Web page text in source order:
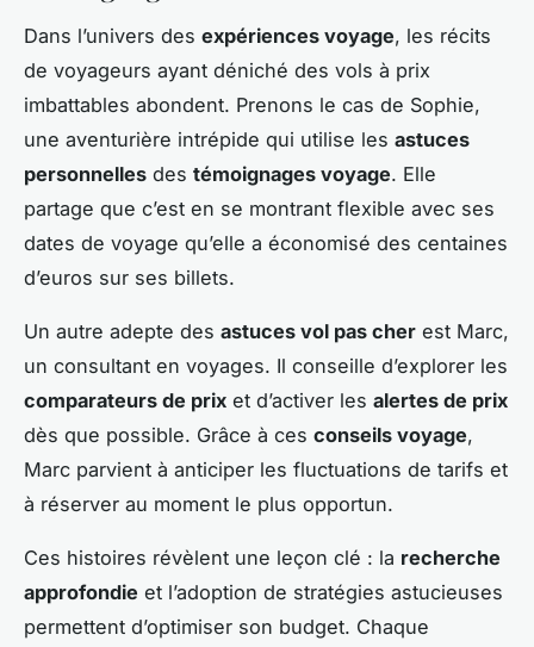
Dans l’univers des expériences voyage, les récits
de voyageurs ayant déniché des vols à prix
imbattables abondent. Prenons le cas de Sophie,
une aventurière intrépide qui utilise les astuces
personnelles des témoignages voyage. Elle
partage que c’est en se montrant flexible avec ses
dates de voyage qu’elle a économisé des centaines
d’euros sur ses billets.
Un autre adepte des astuces vol pas cher est Marc,
un consultant en voyages. Il conseille d’explorer les
comparateurs de prix et d’activer les alertes de prix
dès que possible. Grâce à ces conseils voyage,
Marc parvient à anticiper les fluctuations de tarifs et
à réserver au moment le plus opportun.
Ces histoires révèlent une leçon clé : la recherche
approfondie et l’adoption de stratégies astucieuses
permettent d’optimiser son budget. Chaque